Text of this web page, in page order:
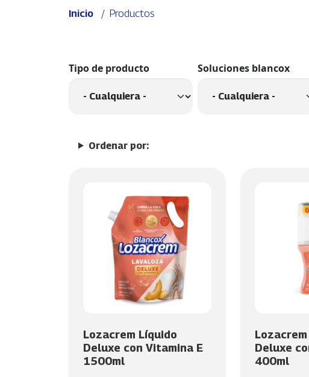
Ruta de navegación
Inicio Productos
Tipo de producto Soluciones blancox
Ordenar por:
Lozacrem Líquido
Deluxe con Vitamina E
1500ml
Deluxe
400ml